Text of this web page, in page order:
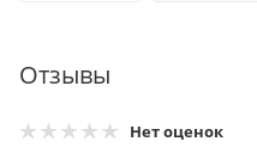
Отзывы
Нет оценок